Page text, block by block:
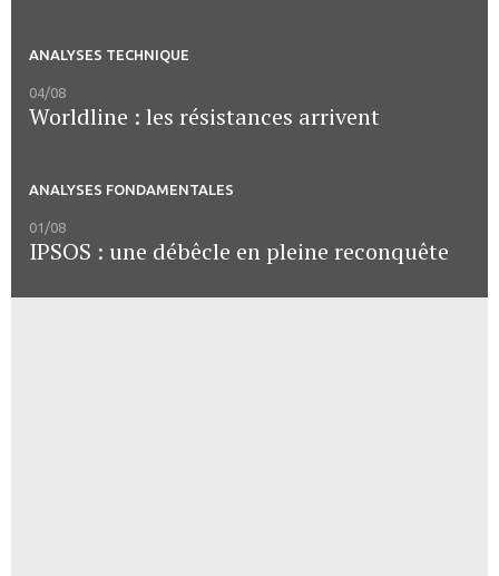
ANALYSES TECHNIQUE
04/08
Worldline : les résistances arrivent
ANALYSES FONDAMENTALES
01/08
IPSOS : une débêcle en pleine reconquête